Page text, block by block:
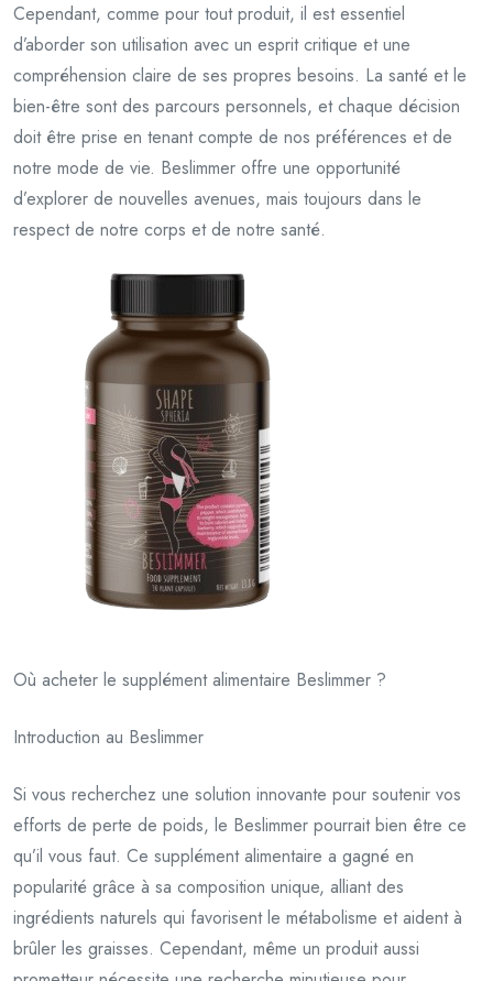
Cependant, comme pour tout produit, il est essentiel
d’aborder son utilisation avec un esprit critique et une
compréhension claire de ses propres besoins. La santé et le
bien-être sont des parcours personnels, et chaque décision
doit être prise en tenant compte de nos préférences et de
notre mode de vie. Beslimmer offre une opportunité
d’explorer de nouvelles avenues, mais toujours dans le
respect de notre corps et de notre santé.
Où acheter le supplément alimentaire Beslimmer ?
Introduction au Beslimmer
Si vous recherchez une solution innovante pour soutenir vos
efforts de perte de poids, le Beslimmer pourrait bien être ce
qu’il vous faut. Ce supplément alimentaire a gagné en
popularité grâce à sa composition unique, alliant des
ingrédients naturels qui favorisent le métabolisme et aident à
brûler les graisses. Cependant, même un produit aussi